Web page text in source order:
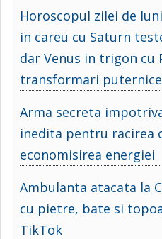
Horoscopul zilei de
in careu cu Saturn
dar Venus in trigon cu
transformari puternice
Arma secreta
inedita pentru racirea
economisirea energiei
Ambulanta atacata la
cu pietre, bate si
TikTok